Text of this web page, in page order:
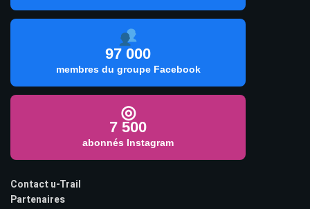
97 000
membres du groupe Facebook
◎
7 500
abonnés Instagram
Contact u-Trail
Partenaires